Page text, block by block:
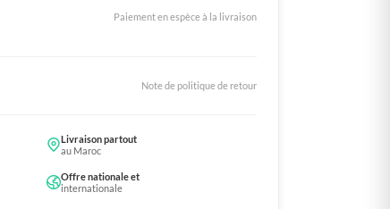
Paiement en espèce à la livraison
Note de politique de retour
Livraison partout
au Maroc
Offre nationale et
internationale